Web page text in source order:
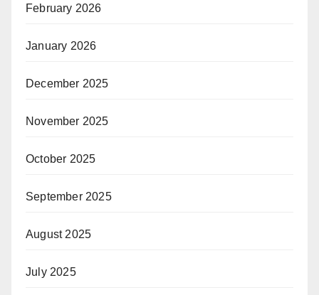
February 2026
January 2026
December 2025
November 2025
October 2025
September 2025
August 2025
July 2025